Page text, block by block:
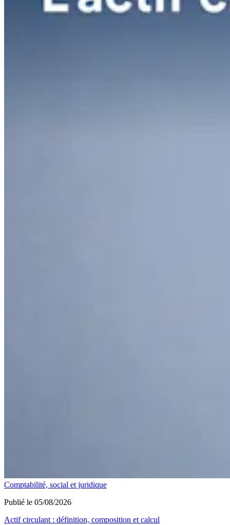
Comptabilité, social et juridique
Publié le 05/08/2026
Actif circulant : définition, composition et calcul